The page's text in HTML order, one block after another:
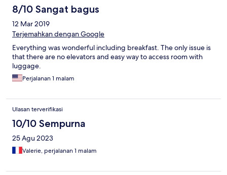
8/10 Sangat bagus
12 Mar 2019
Terjemahkan dengan Google
Everything was wonderful including breakfast. The only issue is
that there are no elevators and easy way to access room with
luggage.
Perjalanan 1 malam
Ulasan terverifikasi
10/10 Sempurna
25 Agu 2023
Valerie, perjalanan 1 malam